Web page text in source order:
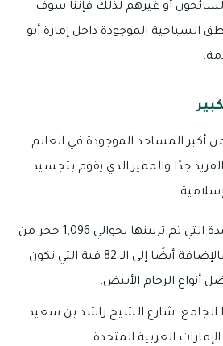
السائحون أو غيرهم لذلك فإننا سوف
السياحية الموجودة داخل إمارة أبو
أكبر المساجد الموجودة في العالم
جدًا والمميز الذي يقوم بتجسيد
ويتميز الجامع بالأعمدة التي تم تزيينها بحوالي 1,096 حجر من
اليشب والجمشت بالإضافة أيضًا إلى الـ 82 قبة التي تكون
الرخام الأبيض.
الجامع: شارع الشيخ راشد بن سعيد ـ
العربية المتحدة.